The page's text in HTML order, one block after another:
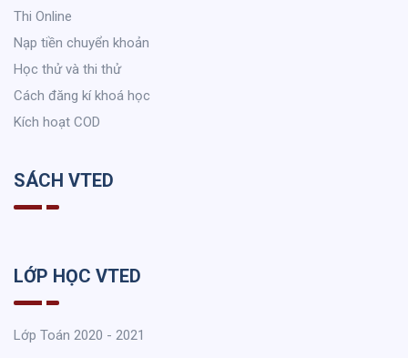
Thi Online
Nạp tiền chuyển khoản
Học thử và thi thử
Cách đăng kí khoá học
Kích hoạt COD
SÁCH VTED
LỚP HỌC VTED
Lớp Toán 2020 - 2021